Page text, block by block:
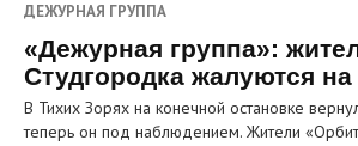
ДЕЖУРНАЯ ГРУППА
«Дежурная группа»:
Студгородка жалуются
В Тихих Зорях на конечной остановке
теперь он под наблюдением. Жители